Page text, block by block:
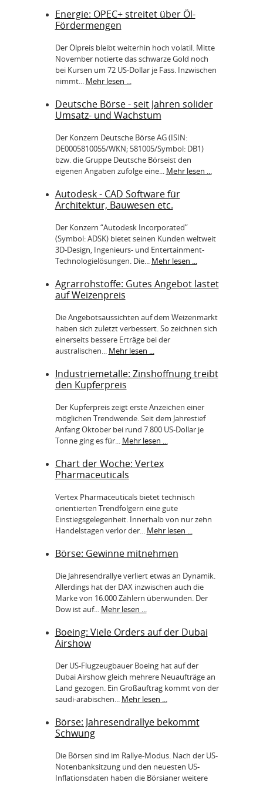
Energie: OPEC+ streitet über Öl-
Fördermengen
Der Ölpreis bleibt weiterhin hoch volatil. Mitte
November notierte das schwarze Gold noch
bei Kursen um 72 US-Dollar je Fass. Inzwischen
nimmt... Mehr lesen ...
Deutsche Börse - seit Jahren solider
Umsatz- und Wachstum
Der Konzern Deutsche Börse AG (ISIN:
DE0005810055/WKN; 581005/Symbol: DB1)
bzw. die Gruppe Deutsche Börseist den
eigenen Angaben zufolge eine... Mehr lesen ...
Autodesk - CAD Software für
Architektur, Bauwesen etc.
Der Konzern “Autodesk Incorporated”
(Symbol: ADSK) bietet seinen Kunden weltweit
3D-Design, Ingenieurs- und Entertainment-
Technologielösungen. Die... Mehr lesen ...
Agrarrohstoffe: Gutes Angebot lastet
auf Weizenpreis
Die Angebotsaussichten auf dem Weizenmarkt
haben sich zuletzt verbessert. So zeichnen sich
einerseits bessere Erträge bei der
australischen... Mehr lesen ...
Industriemetalle: Zinshoffnung treibt
den Kupferpreis
Der Kupferpreis zeigt erste Anzeichen einer
möglichen Trendwende. Seit dem Jahrestief
Anfang Oktober bei rund 7.800 US-Dollar je
Tonne ging es für... Mehr lesen ...
Chart der Woche: Vertex
Pharmaceuticals
Vertex Pharmaceuticals bietet technisch
orientierten Trendfolgern eine gute
Einstiegsgelegenheit. Innerhalb von nur zehn
Handelstagen verlor der... Mehr lesen ...
Börse: Gewinne mitnehmen
Die Jahresendrallye verliert etwas an Dynamik.
Allerdings hat der DAX inzwischen auch die
Marke von 16.000 Zählern überwunden. Der
Dow ist auf... Mehr lesen ...
Boeing: Viele Orders auf der Dubai
Airshow
Der US-Flugzeugbauer Boeing hat auf der
Dubai Airshow gleich mehrere Neuaufträge an
Land gezogen. Ein Großauftrag kommt von der
saudi-arabischen... Mehr lesen ...
Börse: Jahresendrallye bekommt
Schwung
Die Börsen sind im Rallye-Modus. Nach der US-
Notenbanksitzung und den neuesten US-
Inflationsdaten haben die Börsianer weitere